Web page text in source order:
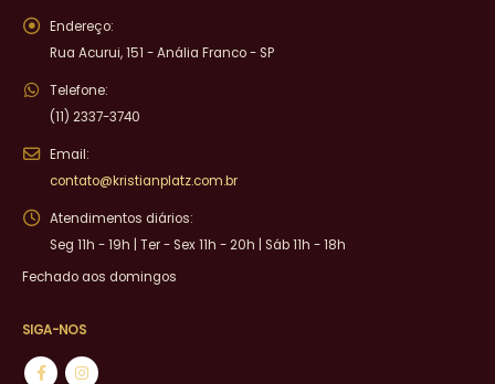
Endereço:
Rua Acurui, 151 - Anália Franco - SP
Telefone:
(11) 2337-3740
Email:
contato@kristianplatz.com.br
Atendimentos diários:
Seg 11h - 19h | Ter - Sex 11h - 20h | Sáb 11h - 18h
Fechado aos domingos
SIGA-NOS